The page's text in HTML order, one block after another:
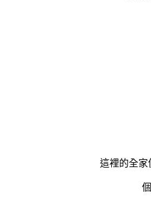
這裡的全家